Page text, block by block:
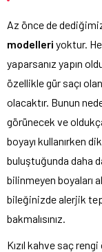
Az önce de
modelleri yoktur.
yaparsanız yapın
özellikle gür saçı
olacaktır. Bunun
görünecek ve
boyayı kullanırken
buluştuğunda daha
bilinmeyen boyaları
bileğinizde alerjik
bakmalısınız.
Kızıl kahve saç